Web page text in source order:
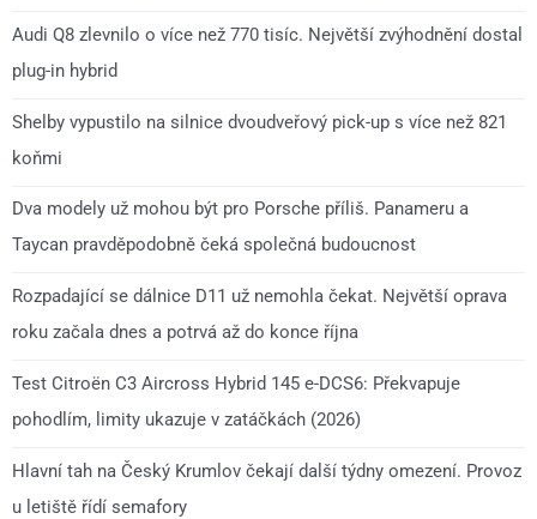
Audi Q8 zlevnilo o více než 770 tisíc. Největší zvýhodnění dostal
plug-in hybrid
Shelby vypustilo na silnice dvoudveřový pick-up s více než 821
koňmi
Dva modely už mohou být pro Porsche příliš. Panameru a
Taycan pravděpodobně čeká společná budoucnost
Rozpadající se dálnice D11 už nemohla čekat. Největší oprava
roku začala dnes a potrvá až do konce října
Test Citroën C3 Aircross Hybrid 145 e-DCS6: Překvapuje
pohodlím, limity ukazuje v zatáčkách (2026)
Hlavní tah na Český Krumlov čekají další týdny omezení. Provoz
u letiště řídí semafory